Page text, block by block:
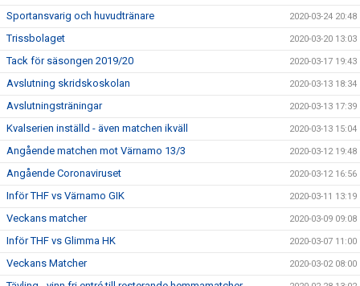
Sportansvarig och huvudtränare 2020-03-24 20:48
Trissbolaget 2020-03-20 13:03
Tack för säsongen 2019/20 2020-03-17 19:43
Avslutning skridskoskolan 2020-03-13 18:34
Avslutningsträningar 2020-03-13 17:39
Kvalserien inställd - även matchen ikväll 2020-03-13 15:04
Angående matchen mot Värnamo 13/3 2020-03-12 19:48
Angående Coronaviruset 2020-03-12 16:56
Inför THF vs Värnamo GIK 2020-03-11 13:19
Veckans matcher 2020-03-09 09:08
Inför THF vs Glimma HK 2020-03-07 11:00
Veckans Matcher 2020-03-02 08:00